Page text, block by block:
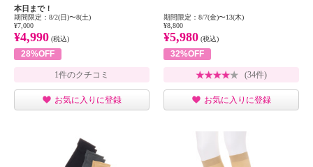
本日まで！
期間限定：8/2(日)〜8(土)
¥7,000
¥4,990 (税込)
28%OFF
1件のクチコミ
お気に入りに登録
期間限定：8/7(金)〜13(木)
¥8,800
¥5,980 (税込)
32%OFF
(34件)
お気に入りに登録